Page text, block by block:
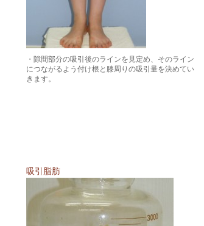
・隙間部分の吸引後のラインを見定め、そのライン
につながるよう付け根と膝周りの吸引量を決めてい
きます。
吸引脂肪